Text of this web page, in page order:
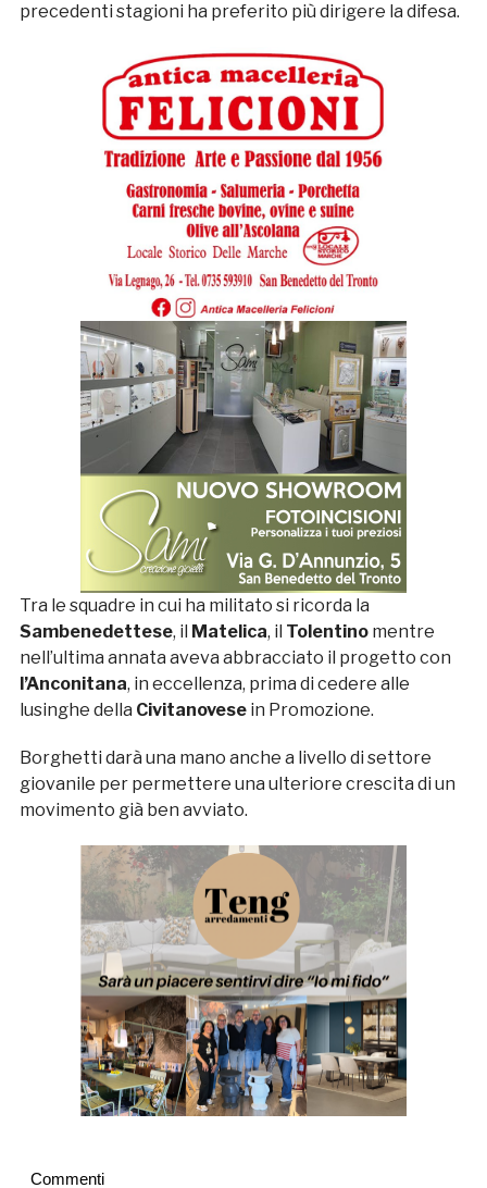
precedenti stagioni ha preferito più dirigere la difesa.
Tra le squadre in cui ha militato si ricorda la
Sambenedettese, il Matelica, il Tolentinomentre
nell’ultima annata aveva abbracciato il progetto con
l’Anconitana, in eccellenza, prima di cedere alle
lusinghe della Civitanovesein Promozione.
Borghetti darà una mano anche a livello di settore
giovanile per permettere una ulteriore crescita di un
movimento già ben avviato.
Commenti